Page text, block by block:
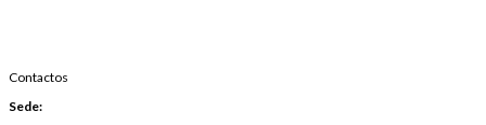
Contactos
Sede: